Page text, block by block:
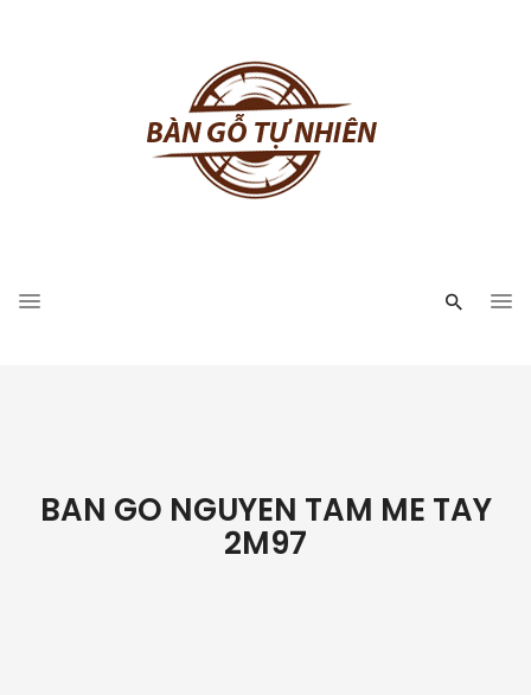
BAN GO NGUYEN TAM ME TAY
2M97